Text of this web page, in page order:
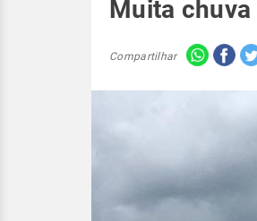
Muita chuva
Compartilhar